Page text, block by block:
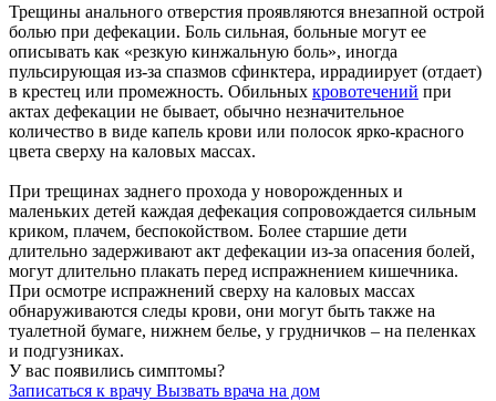
Трещины анального отверстия проявляются внезапной острой
болью при дефекации. Боль сильная, больные могут ее
описывать как «резкую кинжальную боль», иногда
пульсирующая из-за спазмов сфинктера, иррадиирует (отдает)
в крестец или промежность. Обильных кровотечений при
актах дефекации не бывает, обычно незначительное
количество в виде капель крови или полосок ярко-красного
цвета сверху на каловых массах.
При трещинах заднего прохода у новорожденных и
маленьких детей каждая дефекация сопровождается сильным
криком, плачем, беспокойством. Более старшие дети
длительно задерживают акт дефекации из-за опасения болей,
могут длительно плакать перед испражнением кишечника.
При осмотре испражнений сверху на каловых массах
обнаруживаются следы крови, они могут быть также на
туалетной бумаге, нижнем белье, у грудничков – на пеленках
и подгузниках.
У вас появились симптомы?
Записаться к врачу Вызвать врача на дом